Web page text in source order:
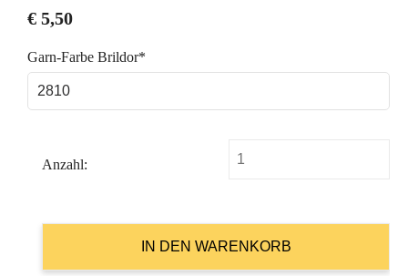
€ 5,50
Pflichtfeld
Garn-Farbe Brildor*
Anzahl: